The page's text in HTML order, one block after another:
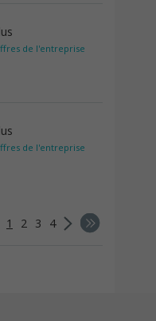
de l'entreprise
de l'entreprise
1 2 3 4